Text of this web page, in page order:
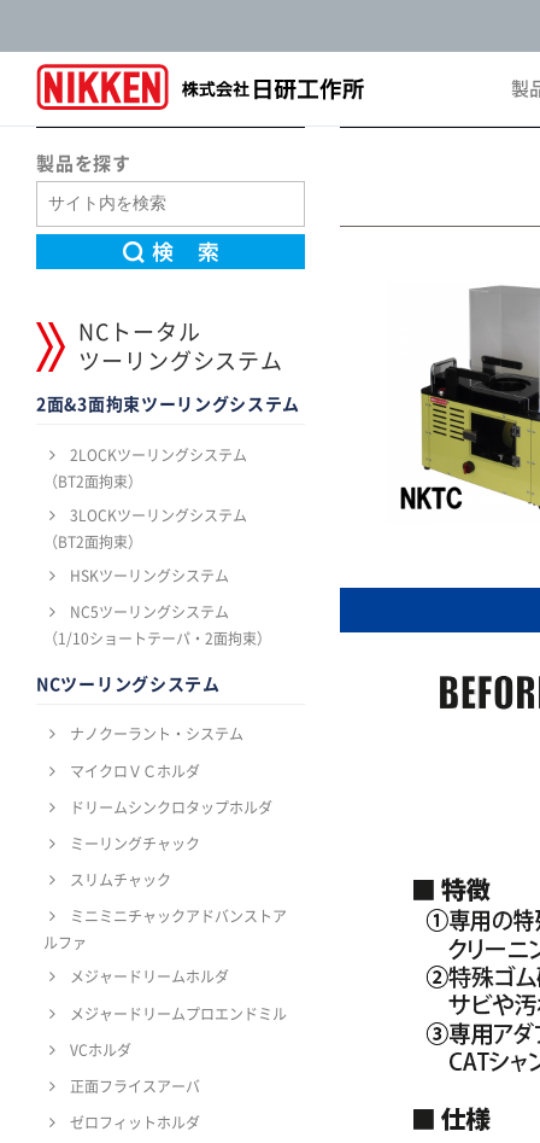
製
製品を探す
NCトータル
ツーリングシステム
2面&3面拘束ツーリングシステム
2LOCKツーリングシステム
（BT2面拘束）
3LOCKツーリングシステム
（BT2面拘束）
HSKツーリングシステム
NC5ツーリングシステム
（1/10ショートテーパ・2面拘束）
NCツーリングシステム
ナノクーラント・システム
マイクロＶＣホルダ
ドリームシンクロタップホルダ
ミーリングチャック
スリムチャック
ミニミニチャックアドバンストア
ルファ
メジャードリームホルダ
メジャードリームプロエンドミル
VCホルダ
正面フライスアーバ
ゼロフィットホルダ